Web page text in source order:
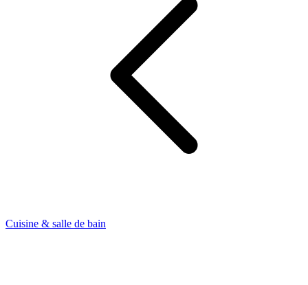
Cuisine & salle de bain